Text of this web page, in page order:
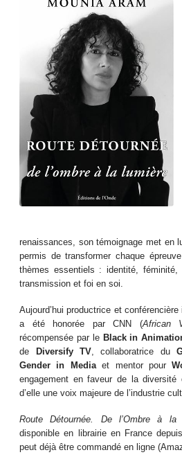
renaissances, son témoignage met en
permis de transformer chaque
thèmes essentiels : identité, féminité,
transmission et foi en soi.
Aujourd’hui productrice et conférencière
a été honorée par CNN (African
récompensée par le Black in
de
Diversify TV, collaboratrice du
Gender in Mediaet mentor pour
engagement en faveur de la
d’elle une voix majeure de l’industrie
Route Détournée. De l’Ombre à la
disponible en librairie en France
peut déjà être commandé en ligne